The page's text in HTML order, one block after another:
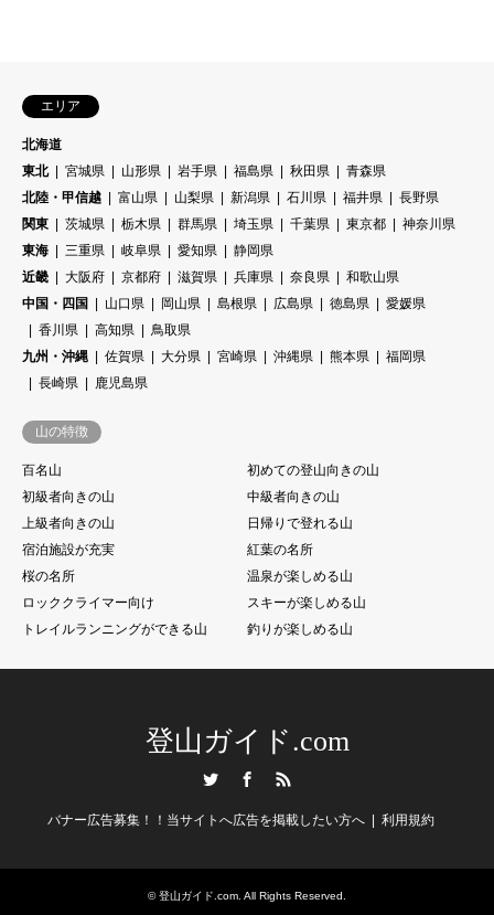
エリア
北海道
東北
宮城県 山形県 岩手県 福島県 秋田県
青森県
北陸・甲信越
富山県 山梨県 新潟県 石川県 福井県
長野県
関東
茨城県 栃木県 群馬県 埼玉県 千葉県 東京都
神奈川県
東海
三重県 岐阜県 愛知県
静岡県
近畿
大阪府 京都府 滋賀県 兵庫県 奈良県
和歌山県
中国・四国
山口県 岡山県 島根県 広島県 徳島県
愛媛県
香川県
高知県
鳥取県
九州・沖縄
佐賀県 大分県 宮崎県 沖縄県 熊本県
福岡県
長崎県
鹿児島県
山の特徴
百名山
初めての登山向きの山
初級者向きの山
中級者向きの山
上級者向きの山
日帰りで登れる山
宿泊施設が充実
紅葉の名所
桜の名所
温泉が楽しめる山
ロッククライマー向け
スキーが楽しめる山
トレイルランニングができる山
釣りが楽しめる山
登山ガイド.com
バナー広告募集！！当サイトへ広告を掲載したい方へ 利用規約
©登山ガイド.com . All Rights Reserved.